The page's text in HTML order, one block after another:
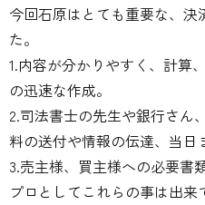
今回石原はとても重要な、決
た。
1.内容が分かりやすく、計算
の迅速な作成。
2.司法書士の先生や銀行さん
料の送付や情報の伝達、当日
3.売主様、買主様への必要書
プロとしてこれらの事は出